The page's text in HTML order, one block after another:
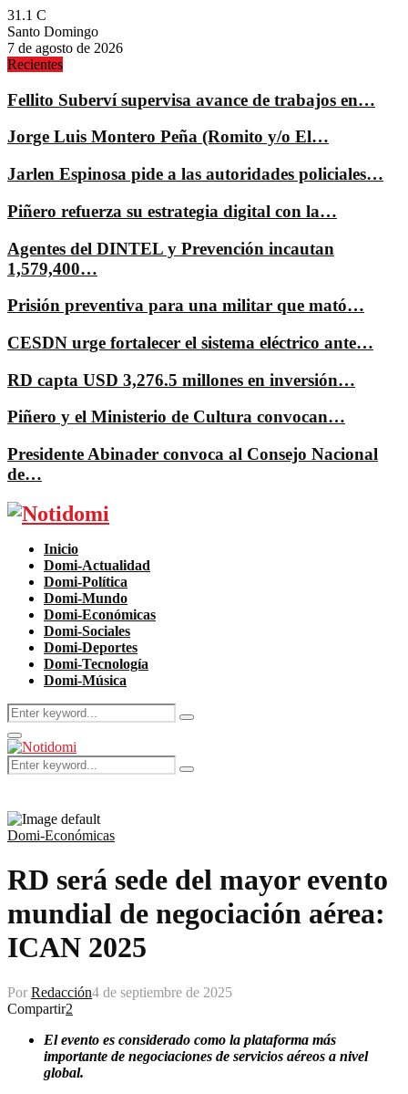
31.1 C
Santo Domingo
7 de agosto de 2026
Recientes
Fellito Suberví supervisa avance de trabajos en…
Jorge Luis Montero Peña (Romito y/o El…
Jarlen Espinosa pide a las autoridades policiales…
Piñero refuerza su estrategia digital con la…
Agentes del DINTEL y Prevención incautan
1,579,400…
Prisión preventiva para una militar que mató…
CESDN urge fortalecer el sistema eléctrico ante…
RD capta USD 3,276.5 millones en inversión…
Piñero y el Ministerio de Cultura convocan…
Presidente Abinader convoca al Consejo Nacional
de…
Facebook
Twitter
Instagram
Pinterest
Youtube
Inicio
Domi-Actualidad
Domi-Política
Domi-Mundo
Domi-Económicas
Domi-Sociales
Domi-Deportes
Domi-Tecnología
Domi-Música
Search
for:
Search
Primary
Menu
Search
for:
Search
Domi-Económicas
RD será sede del mayor evento
mundial de negociación aérea:
ICAN 2025
Por Redacción4 de septiembre de 2025
Compartir2
El evento es considerado como la plataforma más
importante de negociaciones de servicios aéreos a nivel
global.